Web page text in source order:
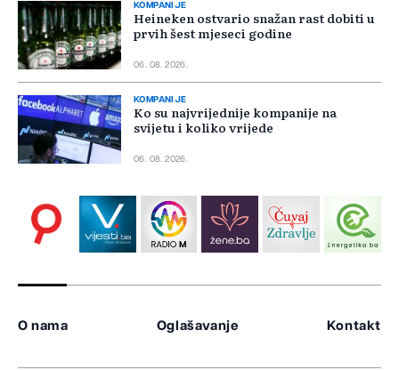
KOMPANIJE
Heineken ostvario snažan rast dobiti u
prvih šest mjeseci godine
06. 08. 2026.
KOMPANIJE
Ko su najvrijednije kompanije na
svijetu i koliko vrijede
06. 08. 2026.
O nama Oglašavanje Kontakt